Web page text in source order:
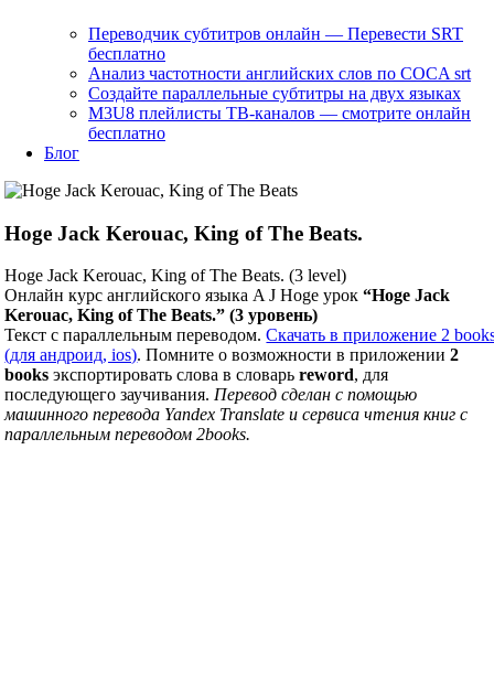
Переводчик субтитров онлайн — Перевести SRT
бесплатно
Анализ частотности английских слов по COCA srt
Создайте параллельные субтитры на двух языках
M3U8 плейлисты ТВ‑каналов — смотрите онлайн
бесплатно
Блог
Hoge Jack Kerouac, King of The Beats.
Hoge Jack Kerouac, King of The Beats. (3 level)
Онлайн курс английского языка A J Hoge урок“Hoge Jack
Kerouac, King of The Beats.” (3 уровень)
Текст с параллельным переводом.Скачать в приложение 2
(для андроид, ios). Помните о возможности в приложении2
booksэкспортировать слова в словарьreword, для
последующего заучивания. Перевод сделан с помощью
машинного перевода Yandex Translate и сервиса чтения книг с
параллельным переводом 2books.